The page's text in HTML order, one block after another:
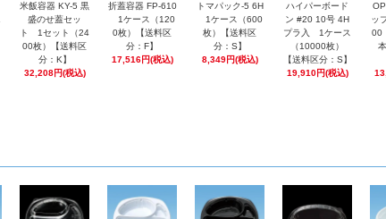
米飯容器 KY-5 黒
盛のせ蓋セッ
ト 1セット（24
00枚）【送料区
分：K】
32,208円(税込)
折蓋容器 FP-610
1ケース（120
0枚）【送料区
分：F】
17,516円(税込)
トマパック-5 6H
1ケース（600
枚）【送料区
分：S】
8,349円(税込)
ハイパーボード
ン #20 10号 4H
プラ入 1ケース
（10000枚）
【送料区分：S】
19,910円(税込)
ッ
00